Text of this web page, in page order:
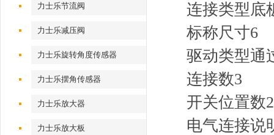
力士乐节流阀
力士乐减压阀
力士乐旋转角度传感器
力士乐摆角传感器
力士乐放大器
力士乐放大板
连接类型底
标称尺寸6
驱动类型通
连接数3
开关位置数2
电气连接说